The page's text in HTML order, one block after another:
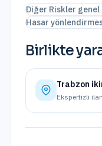
Diğer Riskler genel
Hasar
Birlikte
Trabzon
Ekspertizli